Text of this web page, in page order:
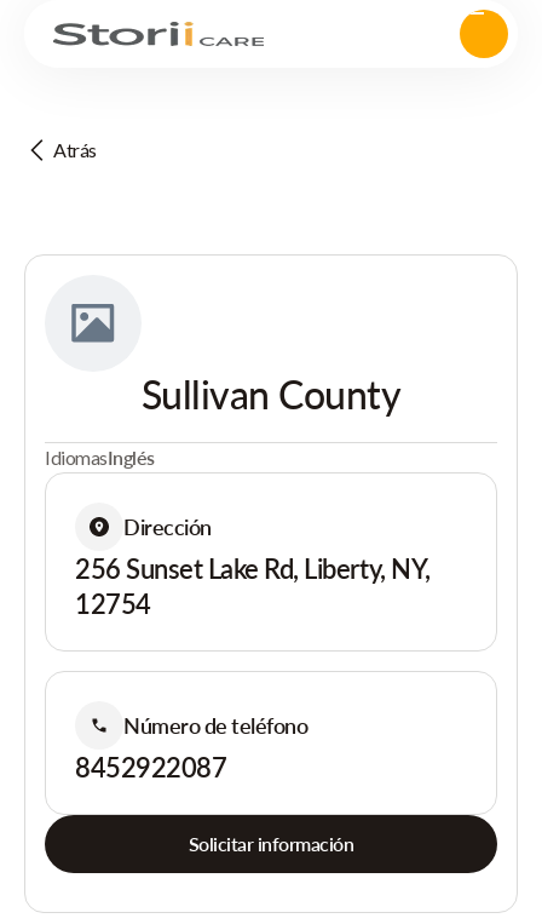
Atrás
Sullivan County
IdiomasInglés
Dirección
256 Sunset Lake Rd, Liberty, NY,
12754
Número de teléfono
8452922087
Solicitar información